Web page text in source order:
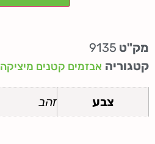
מק"ט 9135
קטגוריה אבזמים קטנים מיציקה
צבע זהב